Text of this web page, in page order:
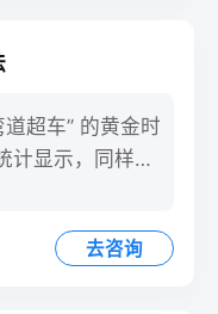
超车” 的黄金时
计显示，同样是
去咨询